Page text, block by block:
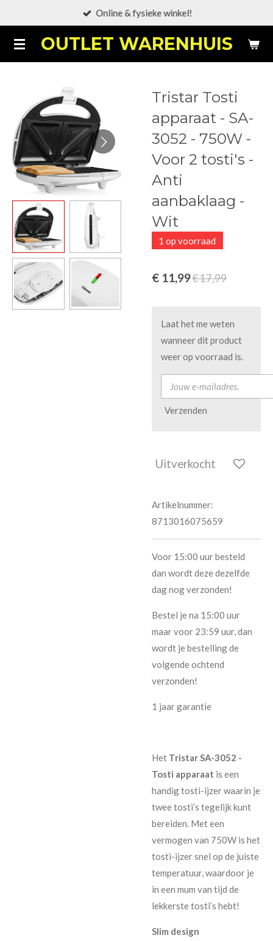
naar
de
OUTLET WARENHUIS
Online & fysieke winkel!
Tristar Tosti
apparaat - SA-
3052 - 750W -
Voor 2 tosti's -
Anti
aanbaklaag -
Wit
1 op voorraad
€ 11,99€ 17,99
Laat het me weten
wanneer dit product
weer op voorraad is.
Verzenden
Uitverkocht
Artikelnummer:
8713016075659
Voor 15:00 uur besteld
dan wordt deze dezelfde
dag nog verzonden!
Bestel je na 15:00 uur
maar voor 23:59 uur, dan
wordt je bestelling de
volgende ochtend
verzonden!
1 jaar garantie
Het Tristar SA-3052 -
Tosti apparaat is een
handig tosti-ijzer waarin je
twee tosti’s tegelijk kunt
bereiden. Met een
vermogen van 750W is het
tosti-ijzer snel op de juiste
temperatuur, waardoor je
in een mum van tijd de
lekkerste tosti’s hebt!
Slim design